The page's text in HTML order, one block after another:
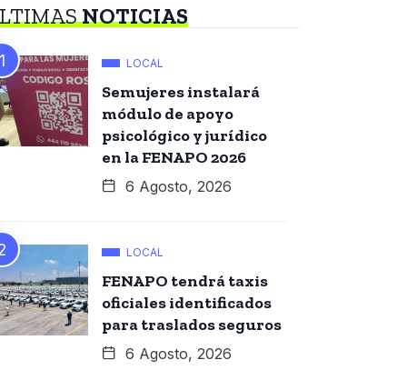
NOTICIAS
LOCAL
Semujeres instalará
módulo de apoyo
psicológico y jurídico
en la FENAPO 2026
6 Agosto, 2026
LOCAL
FENAPO tendrá taxis
oficiales identificados
para traslados seguros
6 Agosto, 2026